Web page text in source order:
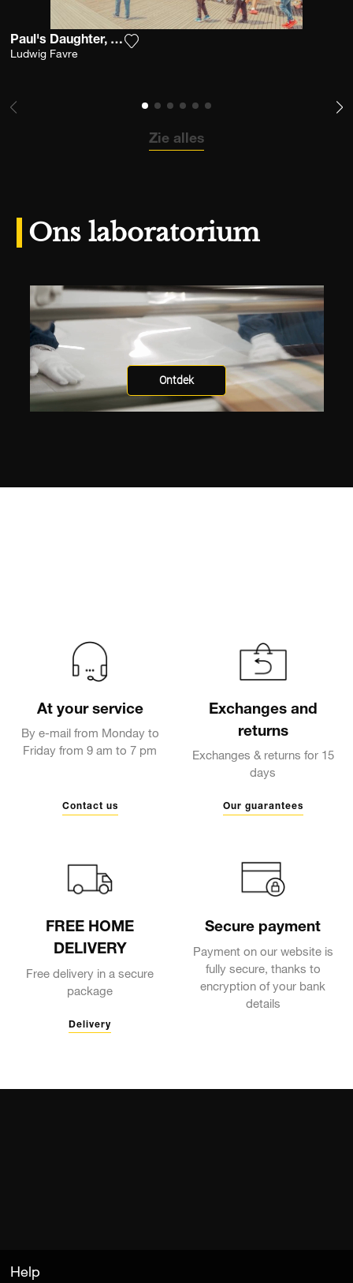
Paul's Daughter, Coney Island
Ludwig Favre
Zie alles
Ons laboratorium
Ontdek
At your service
By e-mail from Monday to
Friday from 9 am to 7 pm
Contact us
Exchanges and
returns
Exchanges & returns for 15
days
Our guarantees
FREE HOME
DELIVERY
Free delivery in a secure
package
Delivery
Secure payment
Payment on our website is
fully secure, thanks to
encryption of your bank
details
Help